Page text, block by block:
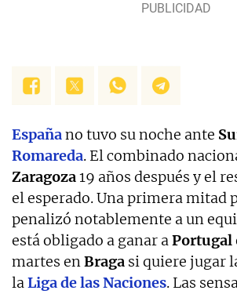
Españano tuvo su noche ante
Romareda. El combinado
Zaragoza19 años después y el
el esperado. Una primera mitad
penalizó notablemente a un
está obligado a ganar aPortugal
martes enBraga si quiere jugar
laLiga de las Naciones. Las